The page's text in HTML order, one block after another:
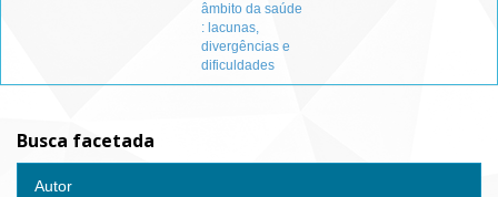
âmbito da saúde
: lacunas,
divergências e
dificuldades
Busca facetada
Autor